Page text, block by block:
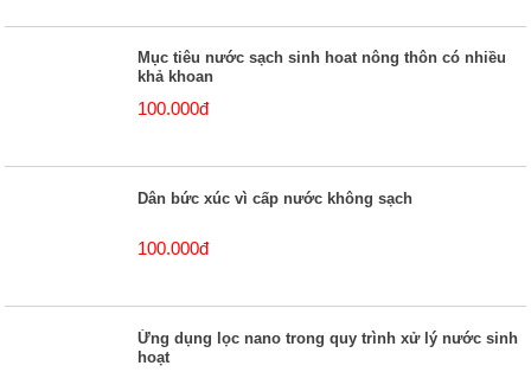
Mục tiêu nước sạch sinh hoat nông thôn có nhiều
khả khoan
100.000đ
Dân bức xúc vì cấp nước không sạch
100.000đ
Ứng dụng lọc nano trong quy trình xử lý nước sinh
hoạt